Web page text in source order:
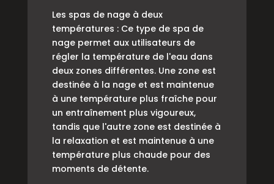
Les spas de nage à deux
températures : Ce type de spa de
nage permet aux utilisateurs de
régler la température de l'eau dans
deux zones différentes. Une zone est
destinée à la nage et est maintenue
à une température plus fraîche pour
un entraînement plus vigoureux,
tandis que l'autre zone est destinée à
la relaxation et est maintenue à une
température plus chaude pour des
moments de détente.